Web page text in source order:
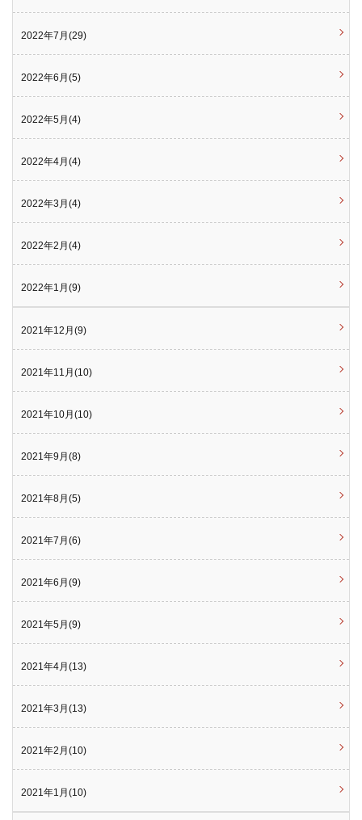
2022年7月(29)
2022年6月(5)
2022年5月(4)
2022年4月(4)
2022年3月(4)
2022年2月(4)
2022年1月(9)
2021年12月(9)
2021年11月(10)
2021年10月(10)
2021年9月(8)
2021年8月(5)
2021年7月(6)
2021年6月(9)
2021年5月(9)
2021年4月(13)
2021年3月(13)
2021年2月(10)
2021年1月(10)